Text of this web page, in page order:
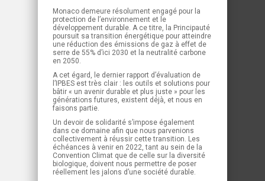
Monaco demeure résolument engagé pour la
protection de l’environnement et le
développement durable. A ce titre, la Principauté
poursuit sa transition énergétique pour atteindre
une réduction des émissions de gaz à effet de
serre de 55% d’ici 2030 et la neutralité carbone
en 2050.
A cet égard, le dernier rapport d’évaluation de
l’IPBES est très clair : les outils et solutions pour
bâtir « un avenir durable et plus juste » pour les
générations futures, existent déjà, et nous en
faisons partie.
Un devoir de solidarité s’impose également
dans ce domaine afin que nous parvenions
collectivement à réussir cette transition. Les
échéances à venir en 2022, tant au sein de la
Convention Climat que de celle sur la diversité
biologique, doivent nous permettre de poser
réellement les jalons d’une société durable.